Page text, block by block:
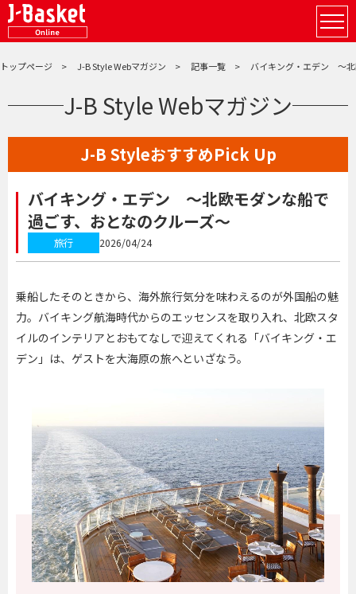
トップページ J-B Style Webマガジン 記事一覧 バイキング・エデン ～北
J-B Style Webマガジン
J-B StyleおすすめPick Up
バイキング・エデン ～北欧モダンな船で
過ごす、おとなのクルーズ～
旅行 2026/04/24
乗船したそのときから、海外旅行気分を味わえるのが外国船の魅
力。バイキング航海時代からのエッセンスを取り入れ、北欧スタ
イルのインテリアとおもてなしで迎えてくれる「バイキング・エ
デン」は、ゲストを大海原の旅へといざなう。